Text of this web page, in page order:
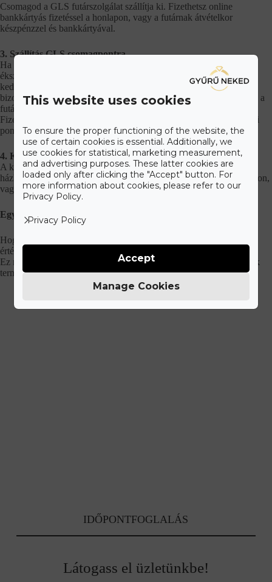
Csomagod a GLS futárszolgálat szállítja ki. Fizethetsz online
bankkártyás fizetéssel a honlapon, vagy a futárnak átvételkor
készpénzzel és bankkártyával.
3. Szállítás GLS csomagpontra
Ha el szeretnéd kerülni a lebukás lehetőségét, például meglepetés
ékszer esetén (eljegyzési gyűrű) és ez miatt nincs olyan címed, amit
kedvesed jelenléte miatt meg tudnál adni, vagy csak egyszerűen
bizonytalan, hogy át tudod-e venni a csomagot, mikor épp kézbesíti a
futár, akkor válaszd ezt a szállítási módot.
Fizethetsz online bankkártyás fizetéssel a honlapon, vagy az átvételi
ponton készpénzzel és bankkártyával.
4. Külföldre házhozszállítással
A kiválasztott ékszert külföldi címre is megrendelheted
házhozszállítással. Fizethetsz online bankkártyás fizetéssel a honlapon,
vagy átutalással.
Egyéb információ
Hogy csomagod biztonságosan és biztosan megérkezzen,
értékbiztosított minden szállítás.
Ez mellett a diszkrécióra is ügyelünk, szolid csomagolásban küldjük
termékeinket.
IDŐPONTFOGLALÁS
Látogass el üzletünkbe!
This website uses cookies
To ensure the proper functioning of the website, the
use of certain cookies is essential. Additionally, we
use cookies for statistical, marketing measurement,
and advertising purposes. These latter cookies are
loaded only after clicking the "Accept" button. For
more information about cookies, please refer to our
Privacy Policy.
Privacy Policy
Manage Cookies
Accept